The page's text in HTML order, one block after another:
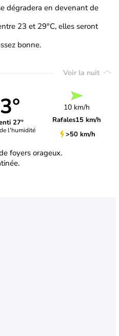
dégradera en devenant de
23 et 29°C, elles seront
bonne.
Voir la nuit
27°
l'humidité
10 km/h
Rafales15 km/h
>50 km/h
foyers orageux.